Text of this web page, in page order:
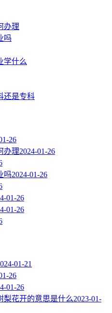
办理
吗
学什么
还是专科
26
办理2024-01-26
吗2024-01-26
01-26
01-26
01-21
26
01-26
梨花开的意思是什么2023-01-